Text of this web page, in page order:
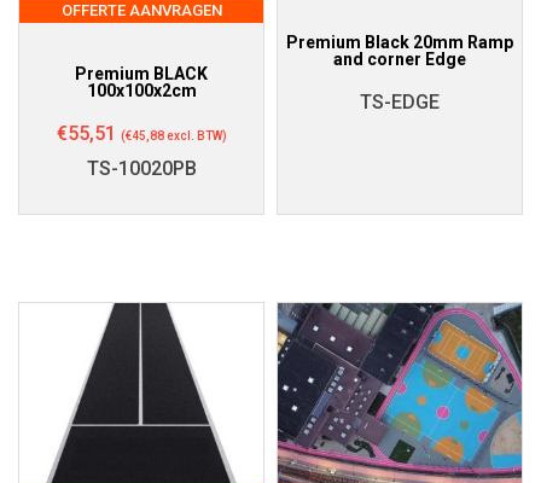
OFFERTE AANVRAGEN
Premium BLACK
100x100x2cm
€55,51 (€45,88excl. BTW)
TS-10020PB
Premium Black 20mm Ramp
and corner Edge
TS-EDGE